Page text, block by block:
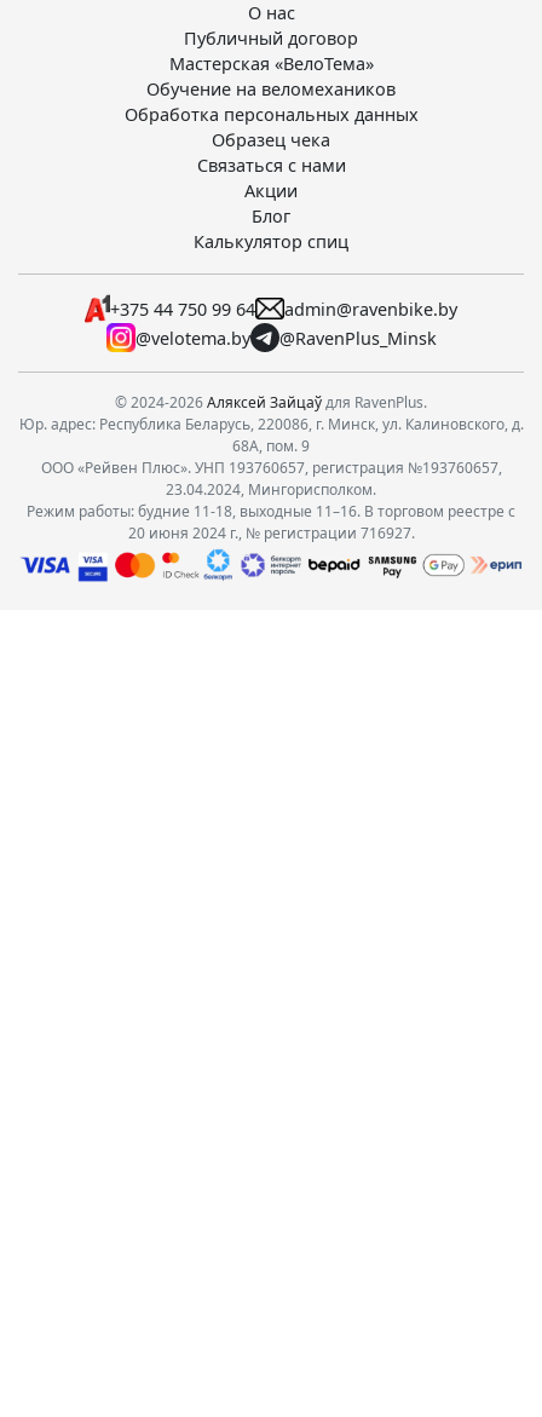
О нас
Публичный договор
Мастерская «ВелоТема»
Обучение на веломехаников
Обработка персональных данных
Образец чека
Связаться с нами
Акции
Блог
Калькулятор спиц
+375 44 750 99 64
admin@ravenbike.by
@velotema.by
@RavenPlus_Minsk
© 2024-2026Аляксей Зайцаўдля RavenPlus.
Юр. адрес: Республика Беларусь, 220086, г. Минск, ул. Калиновского, д.
68А, пом. 9
ООО «Рейвен Плюс». УНП 193760657, регистрация №193760657,
23.04.2024, Мингорисполком.
Режим работы: будние 11-18, выходные 11–16. В торговом реестре с
20 июня 2024 г., № регистрации 716927.